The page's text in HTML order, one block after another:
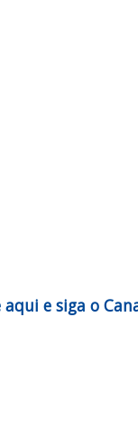
aqui e siga o